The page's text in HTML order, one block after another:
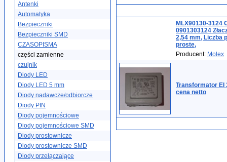
Antenki
Automatyka
Bezpieczniki
Bezpieczniki SMD
CZASOPISMA
części zamienne
czujnik
Diody LED
Diody LED 5 mm
Diody nadawcze/odbiorcze
Diody PIN
Diody pojemnościowe
Diody pojemnościowe SMD
Diody prostownicze
Diody prostownicze SMD
Diody przełączające
MLX90130-3124
0901303124
2,54 mm, Liczba
proste,
Producent: Molex
Transformator EI
cena netto